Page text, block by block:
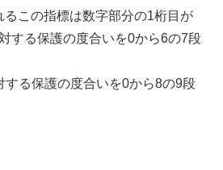
るこの指標は数字部分の1桁目が
する保護の度合いを0から6の7段
する保護の度合いを0から8の9段